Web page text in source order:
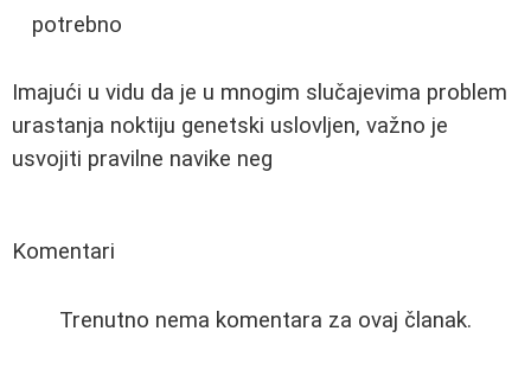
potrebno
Imajući u vidu da je u mnogim slučajevima problem
urastanja noktiju genetski uslovljen, važno je
usvojiti pravilne navike neg
Komentari
Trenutno nema komentara za ovaj članak.